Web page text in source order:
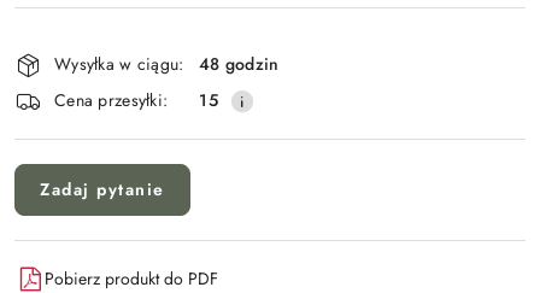
Dostępność
i
dostawa
Wysyłka w ciągu:
48 godzin
Cena przesyłki:
15
Zadaj pytanie
Pobierz produkt do PDF